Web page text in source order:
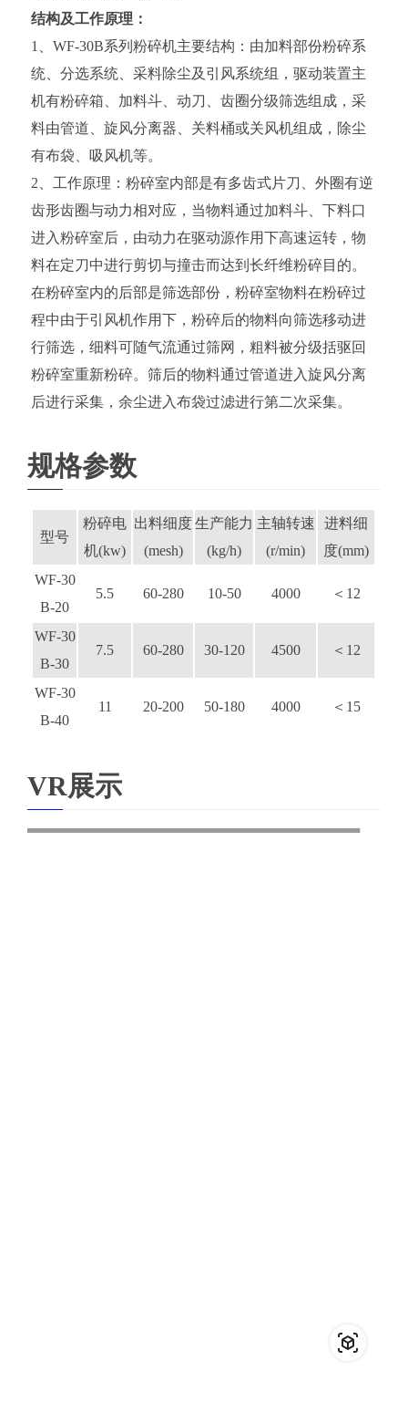
结构及工作原理：
1、WF-30B系列粉碎机主要结构：由加料部份粉碎系
统、分选系统、采料除尘及引风系统组，驱动装置主
机有粉碎箱、加料斗、动刀、齿圈分级筛选组成，采
料由管道、旋风分离器、关料桶或关风机组成，除尘
有布袋、吸风机等。
2、工作原理：粉碎室内部是有多齿式片刀、外圈有逆
齿形齿圈与动力相对应，当物料通过加料斗、下料口
进入粉碎室后，由动力在驱动源作用下高速运转，物
料在定刀中进行剪切与撞击而达到长纤维粉碎目的。
在粉碎室内的后部是筛选部份，粉碎室物料在粉碎过
程中由于引风机作用下，粉碎后的物料向筛选移动进
行筛选，细料可随气流通过筛网，粗料被分级括驱回
粉碎室重新粉碎。筛后的物料通过管道进入旋风分离
后进行采集，余尘进入布袋过滤进行第二次采集。
规格参数
型号
粉碎电
机(kw)
出料细度
(mesh)
生产能力
(kg/h)
主轴转速
(r/min)
进料细
度(mm)
WF-30
B-20
5.5 60-280 10-50 4000 ＜12
WF-30
B-30
7.5 60-280 30-120 4500 ＜12
WF-30
B-40
11 20-200 50-180 4000 ＜15
VR展示